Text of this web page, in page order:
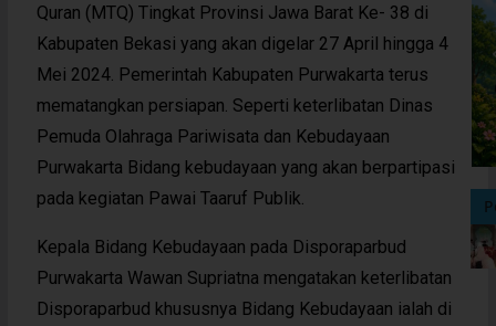
Quran (MTQ) Tingkat Provinsi Jawa Barat Ke- 38 di
Kabupaten Bekasi yang akan digelar 27 April hingga 4
Mei 2024. Pemerintah Kabupaten Purwakarta terus
mematangkan persiapan. Seperti keterlibatan Dinas
Pemuda Olahraga Pariwisata dan Kebudayaan
Purwakarta Bidang kebudayaan yang akan berpartipasi
pada kegiatan Pawai Taaruf Publik.
Kepala Bidang Kebudayaan pada Disporaparbud
Purwakarta Wawan Supriatna mengatakan keterlibatan
Disporaparbud khususnya Bidang Kebudayaan ialah di